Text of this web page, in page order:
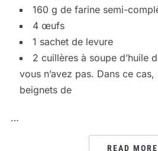
160 g de farine semi-
4 œufs
1 sachet de levure
2 cuillères à soupe d’huile
vous n’avez pas. Dans ce
beignets de
…
READ MORE